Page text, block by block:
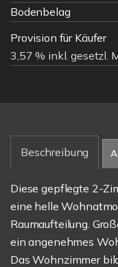
Bodenbelag
Provision für Käufer
3,57 % inkl. gesetzl.
Beschreibung
Diese gepflegte 2-
eine helle
Raumaufteilung.
ein angenehmes
Das Wohnzimmer